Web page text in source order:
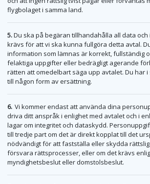
flygbolaget i samma land.
5.Du ska på begäran tillhandahålla all data
krävs för att vi ska kunna fullgöra detta avtal.
information som lämnas är korrekt, fullständig
felaktiga uppgifter eller bedrägligt agerande
rätten att omedelbart säga upp avtalet. Du har
till någon form av ersättning.
6. Vi kommer endast att använda dina
driva ditt anspråk i enlighet med avtalet och i
lagar om integritet och dataskydd.
till tredje part om det är direkt kopplat till det
nödvändigt för att fastställa eller skydda
försvara rättsprocesser, eller om det krävs
myndighetsbeslut eller domstolsbeslut.